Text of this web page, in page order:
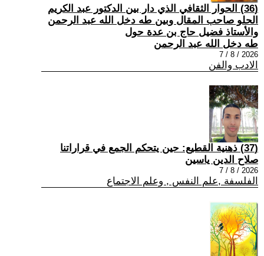
(36) الحوار الثقافي الذي دار بين الدكتور عبد الكريم
الحلو صاحب المقال وبين طه دخل الله عبد الرحمن
والأستاذ فضيل حاج بن عدة حول
طه دخل الله عبد الرحمن
2026 / 8 / 7
الادب والفن
(37) ذهنية القطيع: حين يتحكم الجمع في قراراتنا
صلاح الدين ياسين
2026 / 8 / 7
الفلسفة ,علم النفس , وعلم الاجتماع